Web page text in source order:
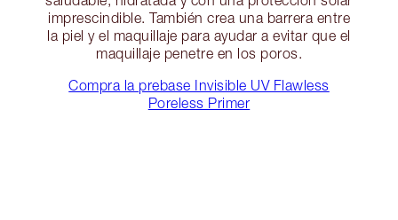
imprescindible. También crea una barrera entre
la piel y el maquillaje para ayudar a evitar que el
maquillaje penetre en los poros.
Compra la prebase Invisible UV Flawless
Poreless Primer